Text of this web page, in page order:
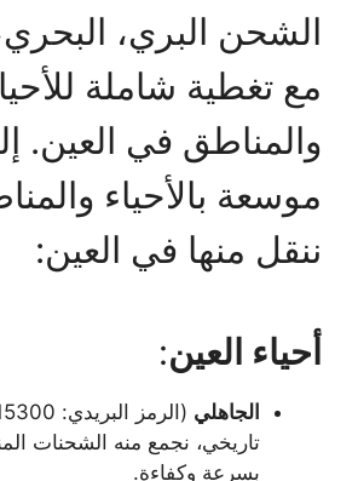
الشحن البري،
مع تغطية شاملة
والمناطق في العين.
موسعة بالأحياء
ننقل منها في العين:
أحياء العين:
الجاهلي
تاريخي، نجمع منه الشحنات
بسرعة وكفاءة.